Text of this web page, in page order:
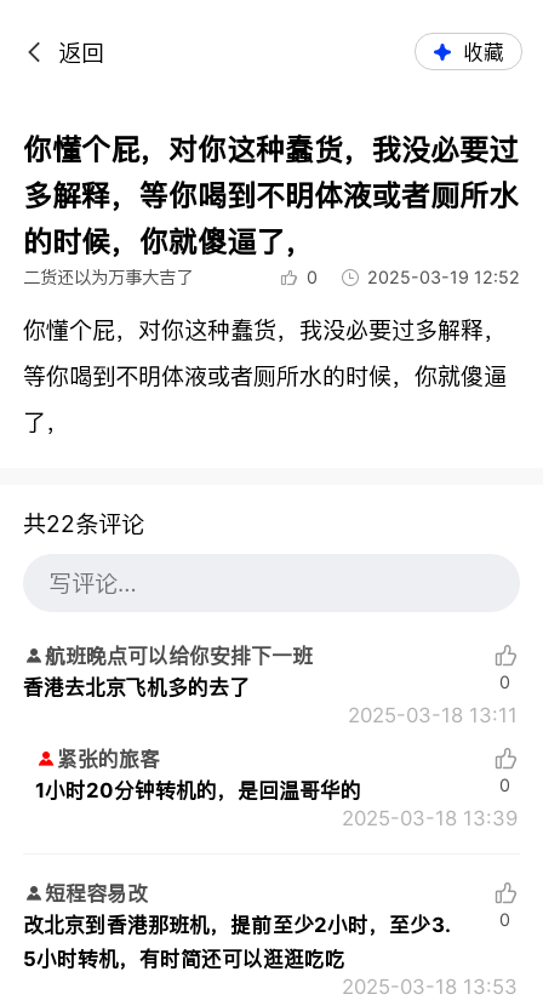
返回 收藏
你懂个屁，对你这种蠢货，我没必要过
多解释，等你喝到不明体液或者厕所水
的时候，你就傻逼了，
二货还以为万事大吉了 0 2025-03-19 12:52
你懂个屁，对你这种蠢货，我没必要过多解释，
等你喝到不明体液或者厕所水的时候，你就傻逼
了，
共22条评论
航班晚点可以给你安排下一班
香港去北京飞机多的去了
2025-03-18 13:11
0
紧张的旅客
1小时20分钟转机的，是回温哥华的
2025-03-18 13:39
0
短程容易改
改北京到香港那班机，提前至少2小时，至少3.
5小时转机，有时简还可以逛逛吃吃
2025-03-18 13:53
0